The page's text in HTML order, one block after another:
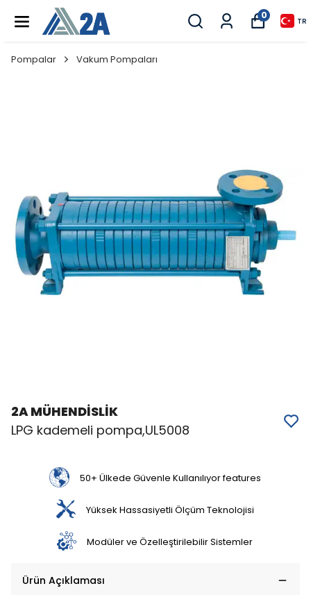
0
TR
Pompalar Vakum Pompaları
2A MÜHENDİSLİK
LPG kademeli pompa,UL5008
50+ Ülkede Güvenle Kullanılıyor features
Yüksek Hassasiyetli Ölçüm Teknolojisi
Modüler ve Özelleştirilebilir Sistemler
Ürün Açıklaması